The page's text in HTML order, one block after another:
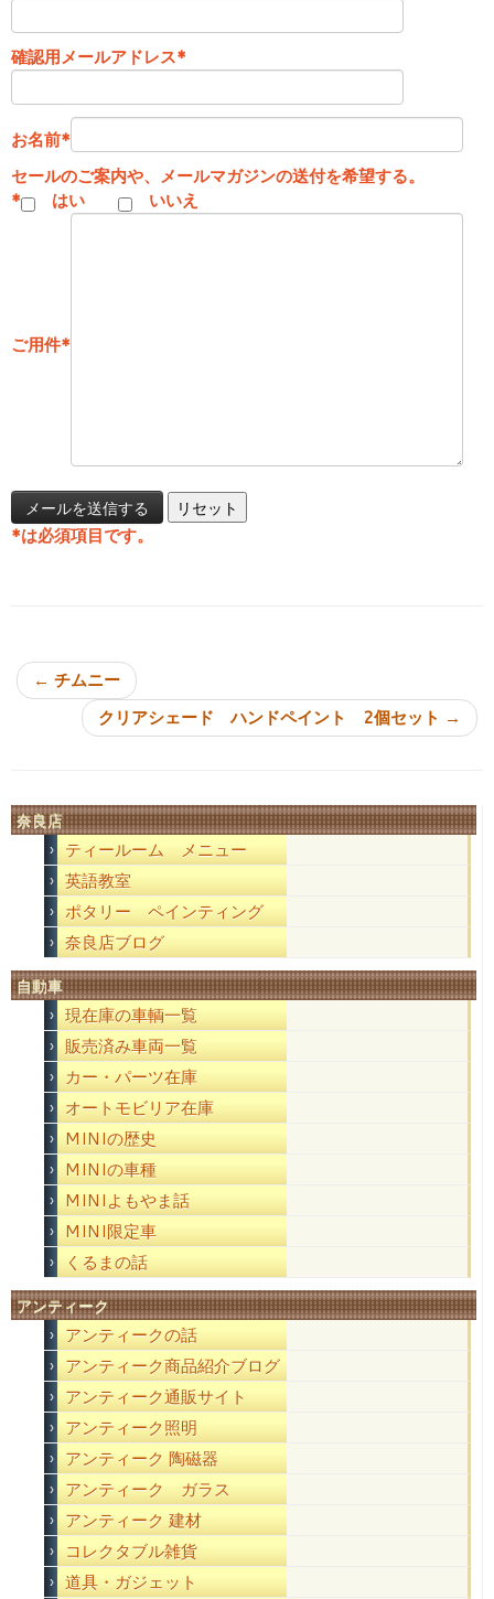
確認用メールアドレス*
お名前*
セールのご案内や、メールマガジンの送付を希望する。
*
はい いいえ
ご用件*
*は必須項目です。
← チムニー
クリアシェード ハンドペイント 2個セット →
奈良店
ティールーム メニュー
英語教室
ポタリー ペインティング
奈良店ブログ
自動車
現在庫の車輌一覧
販売済み車両一覧
カー・パーツ在庫
オートモビリア在庫
MINIの歴史
MINIの車種
MINIよもやま話
MINI限定車
くるまの話
アンティーク
アンティークの話
アンティーク商品紹介ブログ
アンティーク通販サイト
アンティーク照明
アンティーク 陶磁器
アンティーク ガラス
アンティーク 建材
コレクタブル雑貨
道具・ガジェット